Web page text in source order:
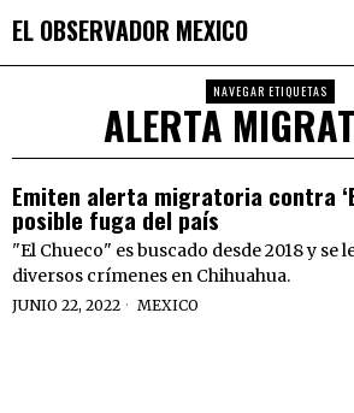
EL OBSERVADOR MEXICO
NAVEGAR ETIQUETAS
ALERTA
Emiten alerta migratoria contra
posible fuga del país
"El Chueco" es buscado desde 2018 y se
diversos crímenes en Chihuahua.
JUNIO 22, 2022 MEXICO